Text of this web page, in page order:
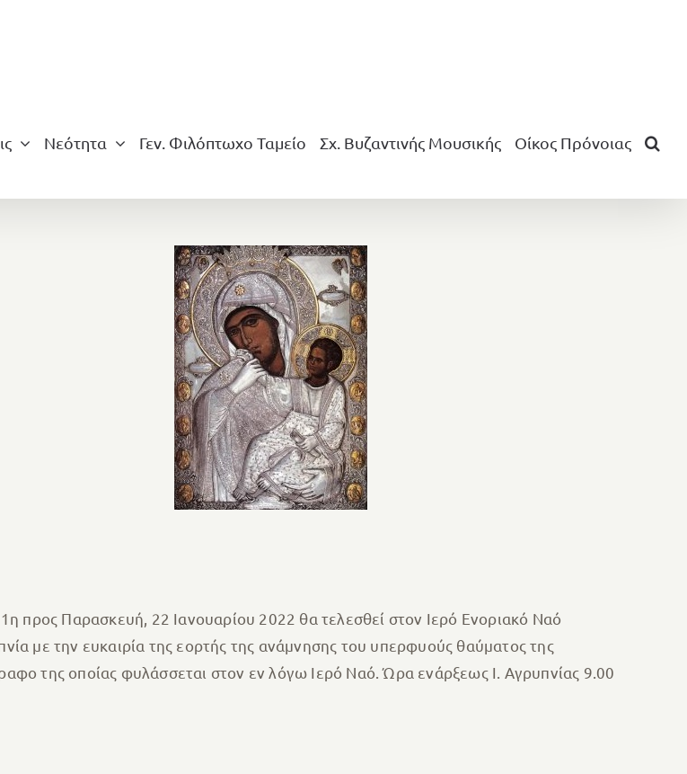
Νεότητα Γεν. Φιλόπτωχο Ταμείο Σχ. Βυζαντινής Μουσικής Οίκος Πρόνοιας
προς Παρασκευή, 22 Ιανουαρίου 2022 θα τελεσθεί στον Ιερό Ενοριακό Ναό
με την ευκαιρία της εορτής της ανάμνησης του υπερφυούς θαύματος της
της οποίας φυλάσσεται στον εν λόγω Ιερό Ναό. Ώρα ενάρξεως Ι. Αγρυπνίας 9.00